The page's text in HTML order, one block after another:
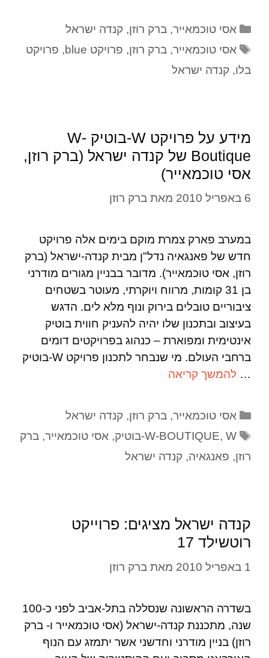
אסי טוכמאייר,ברק רוזן,קנדה ישראל
אסי טוכמאייר,ברק רוזן, פרויקט blue , פרויקט
בלו, קנדה ישראל
מידע על פרויקט W-בוטיק W-
Boutique של קנדה ישראל (ברק רוזן,
אסי טוכמאייר)
6 באפריל 2010 מאת ברק רוזן
במערב פארק צמרת מוקם בימים אלה פרויקט
חדש של פאנגאיה נדל"ן מבית קנדה-ישראל (ברק
רוזן, אסי טוכמאייר). מדובר בבניין מגורים מודרני
בן 31 קומות, מרווח ויוקרתי, מעוטר בשטחים
ציבוריים טובלים בירוק ונוף מלא לים. הדגש
בעיצוב ובתכנון שלו יהיה להעניק חווית בוטיק
אינטימית ומפוארת – כנהוג בפרויקטים דומים
ברחבי העולם. מי שנבחר לתכנון פרויקט W-בוטיק
… להמשך קריאה
אסי טוכמאייר,ברק רוזן,קנדה ישראל
W-BOUTIQUE, W-בוטיק , אסי טוכמאייר,ברק
רוזן, פאנגאיה, קנדה ישראל
קנדה ישראל מציגים: פרוייקט
רוטשילד 17
1 באפריל 2010 מאת ברק רוזן
בשדרה הראשונה שנסללה בתל-אביב לפני כ-100
שנה, מתכננת קנדה-ישראל (אסי טוכמאייר ו- ברק
רוזן) בניין מודרני וחדשני אשר יתמזג עם הנוף